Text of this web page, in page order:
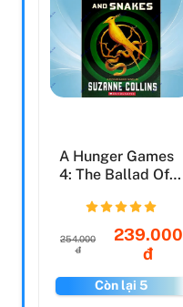
A Hunger Games
4: The Ballad Of
Snak...
254.000
đ
239.000
đ
Còn lại 5